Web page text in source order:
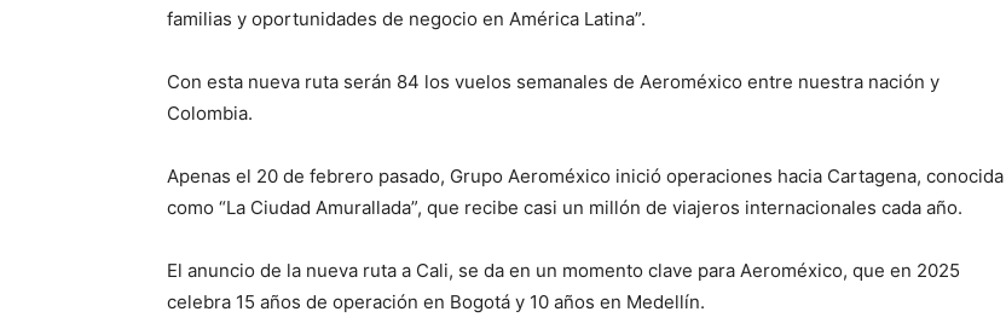
familias y oportunidades de negocio en América Latina”.
Con esta nueva ruta serán 84 los vuelos semanales de Aeroméxico entre nuestra nación y
Colombia.
Apenas el 20 de febrero pasado, Grupo Aeroméxico inició operaciones hacia Cartagena, conocida
como “La Ciudad Amurallada”, que recibe casi un millón de viajeros internacionales cada año.
El anuncio de la nueva ruta a Cali, se da en un momento clave para Aeroméxico, que en 2025
celebra 15 años de operación en Bogotá y 10 años en Medellín.